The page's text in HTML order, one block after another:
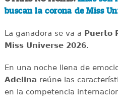
buscan la corona de Miss
La ganadora se va a Puerto
Miss Universe 2026.
En una noche llena de
Adelina reúne las
en la competencia